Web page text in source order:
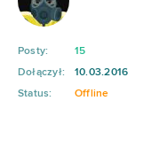
Posty:
15
Dołączył:
10.03.2016
Status:
Offline